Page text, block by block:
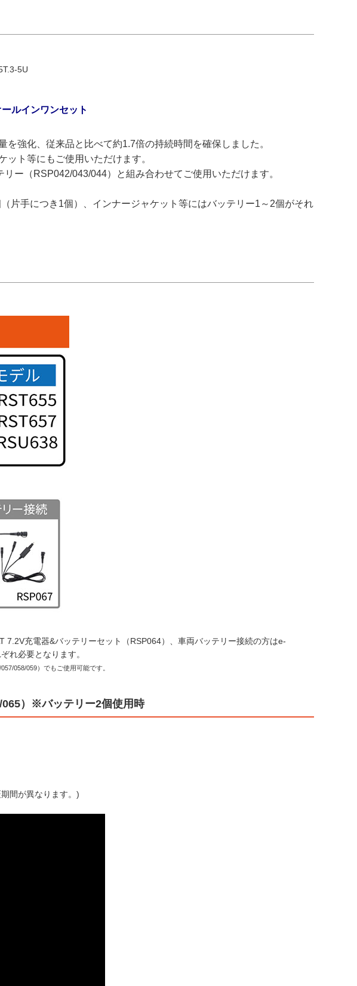
5U
ルインワンセット
強化、従来品と比べて約1.7倍の持続時間を確保しました。
ト等にもご使用いただけます。
ー（RSP042/043/044）と組み合わせてご使用いただけます。
片手につき1個）、インナージャケット等にはバッテリー1～2個がそれ
7.2V充電器&バッテリーセット（RSP064）、車両バッテリー接続の方はe-
れ必要となります。
058/059）でもご使用可能です。
065）※バッテリー2個使用時
間が異なります。)